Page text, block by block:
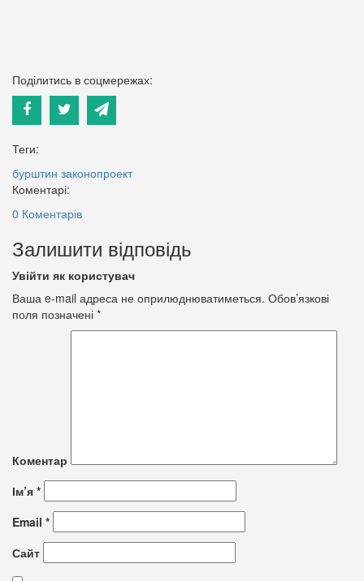
Поділитись в соцмережах:
Теги:
бурштин законопроект
Коментарі:
0 Коментарів
Залишити відповідь
Увійти як користувач
Ваша e-mail адреса не оприлюднюватиметься. Обов’язкові
поля позначені *
Коментар
Ім’я *
Email *
Сайт